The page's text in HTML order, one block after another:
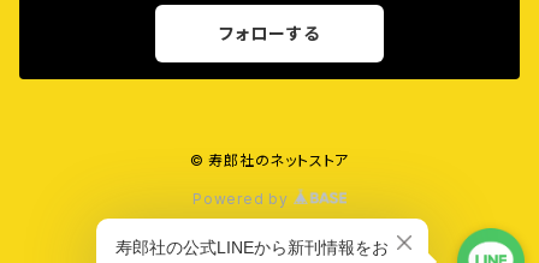
フォローする
© 寿郎社のネットストア
Powered by